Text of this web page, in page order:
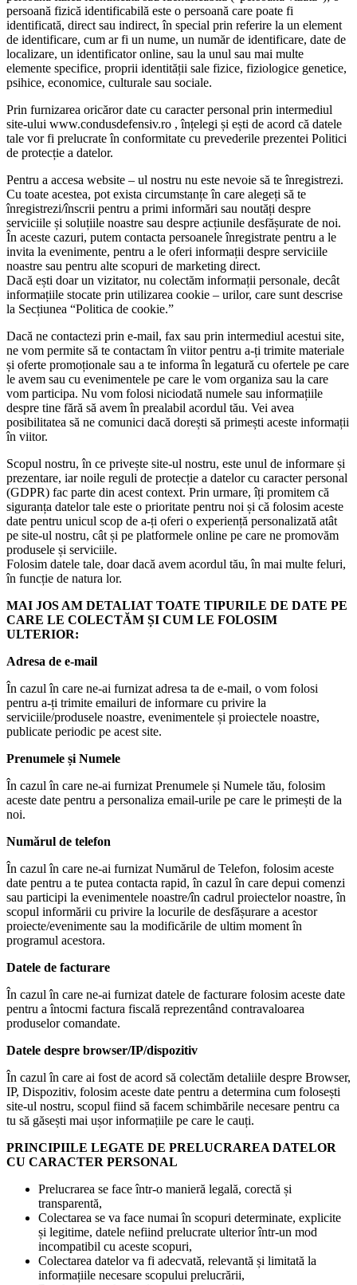
persoană fizică identificabilă este o persoană care poate fi
identificată, direct sau indirect, în special prin referire la un element
de identificare, cum ar fi un nume, un număr de identificare, date de
localizare, un identificator online, sau la unul sau mai multe
elemente specifice, proprii identității sale fizice, fiziologice genetice,
psihice, economice, culturale sau sociale.
Prin furnizarea oricăror date cu caracter personal prin intermediul
site-ului www.condusdefensiv.ro , înțelegi și ești de acord că datele
tale vor fi prelucrate în conformitate cu prevederile prezentei Politici
de protecție a datelor.
Pentru a accesa website – ul nostru nu este nevoie să te înregistrezi.
Cu toate acestea, pot exista circumstanțe în care alegeți să te
înregistrezi/înscrii pentru a primi informări sau noutăți despre
serviciile și soluțiile noastre sau despre acțiunile desfășurate de noi.
În aceste cazuri, putem contacta persoanele înregistrate pentru a le
invita la evenimente, pentru a le oferi informații despre serviciile
noastre sau pentru alte scopuri de marketing direct.
Dacă ești doar un vizitator, nu colectăm informații personale, decât
informațiile stocate prin utilizarea cookie – urilor, care sunt descrise
la Secțiunea “Politica de cookie.”
Dacă ne contactezi prin e-mail, fax sau prin intermediul acestui site,
ne vom permite să te contactam în viitor pentru a-ți trimite materiale
și oferte promoționale sau a te informa în legatură cu ofertele pe care
le avem sau cu evenimentele pe care le vom organiza sau la care
vom participa. Nu vom folosi niciodată numele sau informațiile
despre tine fără să avem în prealabil acordul tău. Vei avea
posibilitatea să ne comunici dacă dorești să primești aceste informații
în viitor.
Scopul nostru, în ce privește site-ul nostru, este unul de informare și
prezentare, iar noile reguli de protecție a datelor cu caracter personal
(GDPR) fac parte din acest context. Prin urmare, îți promitem că
siguranța datelor tale este o prioritate pentru noi și că folosim aceste
date pentru unicul scop de a-ți oferi o experiență personalizată atât
pe site-ul nostru, cât și pe platformele online pe care ne promovăm
produsele și serviciile.
Folosim datele tale, doar dacă avem acordul tău, în mai multe feluri,
în funcție de natura lor.
MAI JOS AM DETALIAT TOATE TIPURILE DE DATE PE
CARE LE COLECTĂM ȘI CUM LE FOLOSIM
ULTERIOR:
Adresa de e-mail
În cazul în care ne-ai furnizat adresa ta de e-mail, o vom folosi
pentru a-ți trimite emailuri de informare cu privire la
serviciile/produsele noastre, evenimentele și proiectele noastre,
publicate periodic pe acest site.
Prenumele și Numele
În cazul în care ne-ai furnizat Prenumele și Numele tău, folosim
aceste date pentru a personaliza email-urile pe care le primești de la
noi.
Numărul de telefon
În cazul în care ne-ai furnizat Numărul de Telefon, folosim aceste
date pentru a te putea contacta rapid, în cazul în care depui comenzi
sau participi la evenimentele noastre/în cadrul proiectelor noastre, în
scopul informării cu privire la locurile de desfășurare a acestor
proiecte/evenimente sau la modificările de ultim moment în
programul acestora.
Datele de facturare
În cazul în care ne-ai furnizat datele de facturare folosim aceste date
pentru a întocmi factura fiscală reprezentând contravaloarea
produselor comandate.
Datele despre browser/IP/dispozitiv
În cazul în care ai fost de acord să colectăm detaliile despre Browser,
IP, Dispozitiv, folosim aceste date pentru a determina cum folosești
site-ul nostru, scopul fiind să facem schimbările necesare pentru ca
tu să găsești mai ușor informațiile pe care le cauți.
PRINCIPIILE LEGATE DE PRELUCRAREA DATELOR
CU CARACTER PERSONAL
Prelucrarea se face într-o manieră legală, corectă și
transparentă,
Colectarea se va face numai în scopuri determinate, explicite
și legitime, datele nefiind prelucrate ulterior într-un mod
incompatibil cu aceste scopuri,
Colectarea datelor va fi adecvată, relevantă și limitată la
informațiile necesare scopului prelucrării,